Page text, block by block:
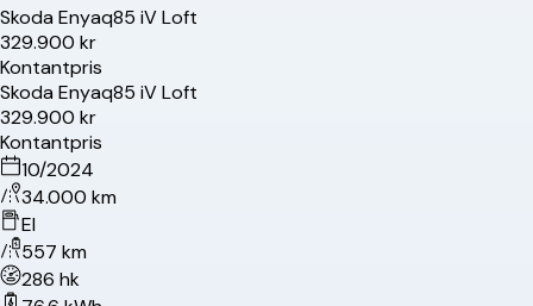
SkodaEnyaq85 iV Loft
329.900 kr
Kontantpris
SkodaEnyaq85 iV Loft
329.900 kr
Kontantpris
10/2024
34.000 km
El
557 km
286 hk